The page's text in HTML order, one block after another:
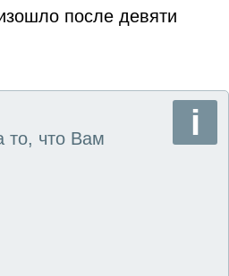
после девяти
то, что Вам